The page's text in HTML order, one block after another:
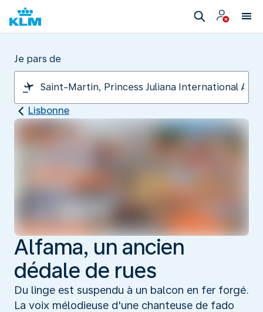
Je pars de
Lisbonne
Alfama, un ancien
dédale de rues
Du linge est suspendu à un balcon en fer forgé.
La voix mélodieuse d'une chanteuse de fado